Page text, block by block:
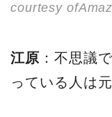
courtesy
江原 ：不思議
っている人は